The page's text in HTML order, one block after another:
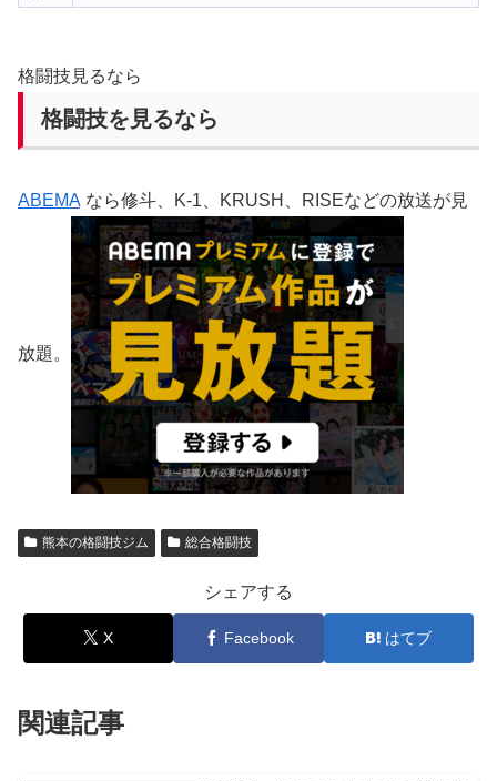
格闘技見るなら
格闘技を見るなら
ABEMA なら修斗、K-1、KRUSH、RISEなどの放送が見
放題。
熊本の格闘技ジム 総合格闘技
シェアする
X Facebook はてブ
関連記事